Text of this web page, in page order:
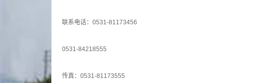
联系电话：0531-81173456
0531-84218555
传真：0531-81173555